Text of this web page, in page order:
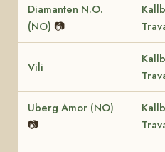
Diamanten N.O.
(NO) 📷
Vili
Uberg Amor (NO)
📷